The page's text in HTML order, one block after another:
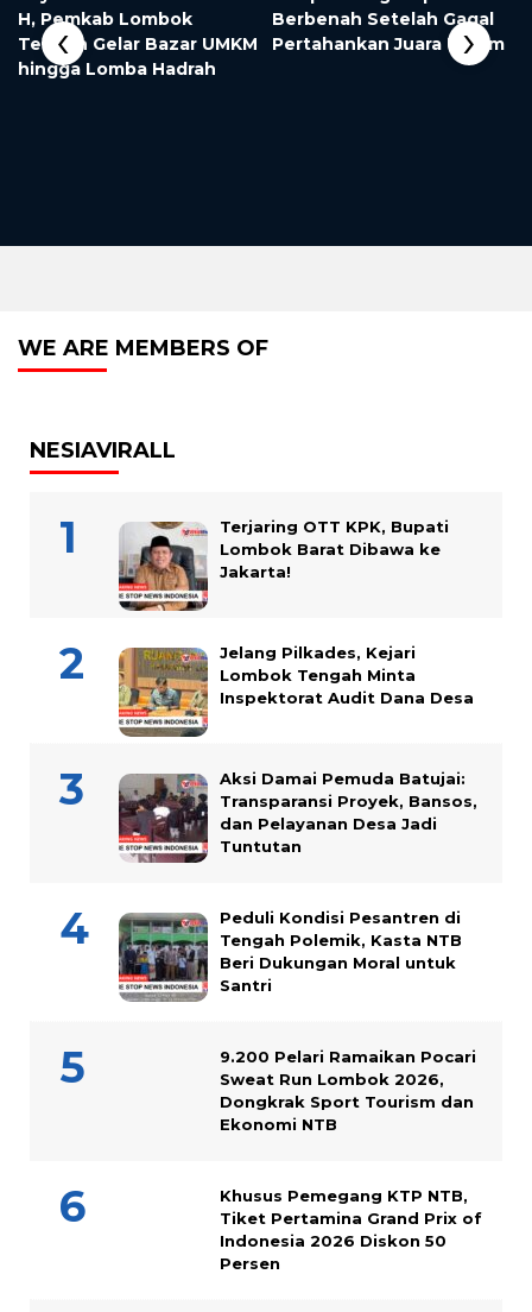
H, Pemkab Lombok
Tengah Gelar Bazar UMKM
hingga Lomba Hadrah
Berbenah Setelah Gagal
Pertahankan Juara Umum
‹ ›
WE ARE MEMBERS OF
NESIAVIRALL
Terjaring OTT KPK, Bupati
Lombok Barat Dibawa ke
Jakarta!
Jelang Pilkades, Kejari
Lombok Tengah Minta
Inspektorat Audit Dana Desa
Aksi Damai Pemuda Batujai:
Transparansi Proyek, Bansos,
dan Pelayanan Desa Jadi
Tuntutan
Peduli Kondisi Pesantren di
Tengah Polemik, Kasta NTB
Beri Dukungan Moral untuk
Santri
9.200 Pelari Ramaikan Pocari
Sweat Run Lombok 2026,
Dongkrak Sport Tourism dan
Ekonomi NTB
Khusus Pemegang KTP NTB,
Tiket Pertamina Grand Prix of
Indonesia 2026 Diskon 50
Persen